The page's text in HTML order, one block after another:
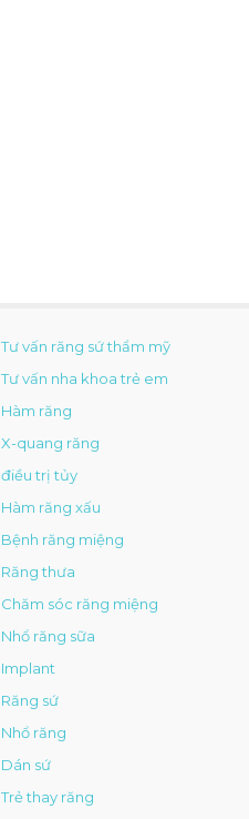
Tư vấn răng sứ thẩm mỹ
Tư vấn nha khoa trẻ em
Hàm răng
X-quang răng
điều trị tủy
Hàm răng xấu
Bệnh răng miệng
Răng thưa
Chăm sóc răng miệng
Nhổ răng sữa
Implant
Răng sứ
Nhổ răng
Dán sứ
Trẻ thay răng